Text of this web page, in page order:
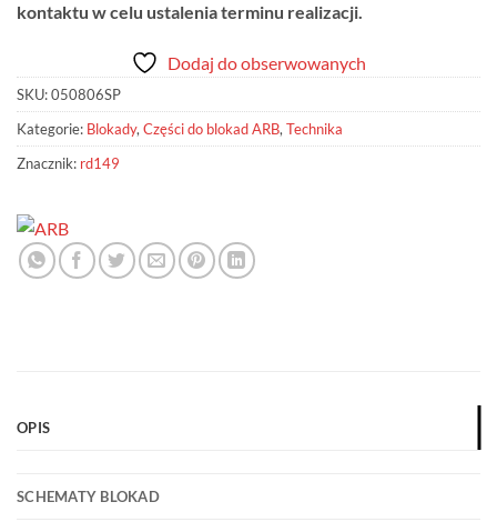
kontaktu w celu ustalenia terminu realizacji.
Dodaj do obserwowanych
SKU:050806SP
Kategorie: Blokady, Części do blokad ARB, Technika
Znacznik: rd149
OPIS
SCHEMATY BLOKAD